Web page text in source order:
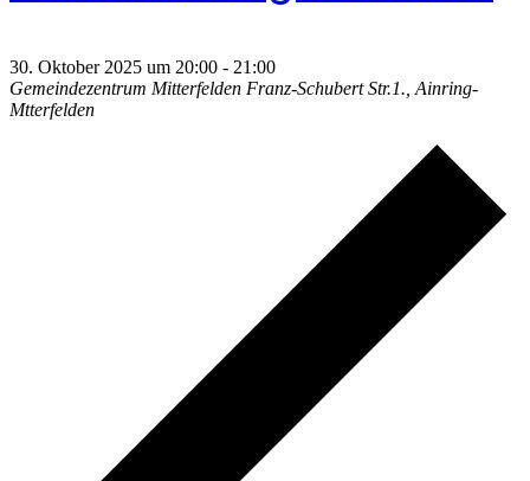
30. Oktober 2025 um 20:00 - 21:00
Gemeindezentrum Mitterfelden Franz-Schubert Str.1., Ainring-
Mtterfelden